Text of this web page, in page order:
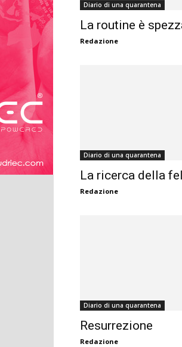
Diario di una quarantena
La routine è
Redazione
Diario di una quarantena
La ricerca della
Redazione
Diario di una quarantena
Resurrezione
Redazione